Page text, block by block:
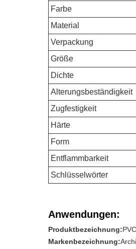
Farbe
Material
Verpackung
Größe
Dichte
Alterungsbeständigkeit
Zugfestigkeit
Härte
Form
Entflammbarkeit
Schlüsselwörter
Anwendungen:
Produktbezeichnung:
Markenbezeichnung: